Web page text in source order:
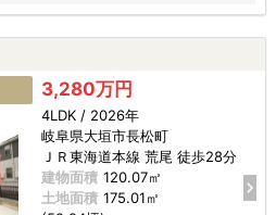
3,280万円
4LDK / 2026年
岐阜県大垣市長松町
ＪＲ東海道本線 荒尾 徒歩28分
建物面積 120.07㎡
土地面積 175.01㎡